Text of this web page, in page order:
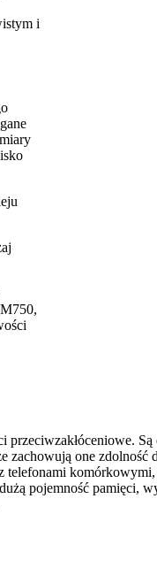
i
przeciwzakłóceniowe.
one zdolność
pojemność